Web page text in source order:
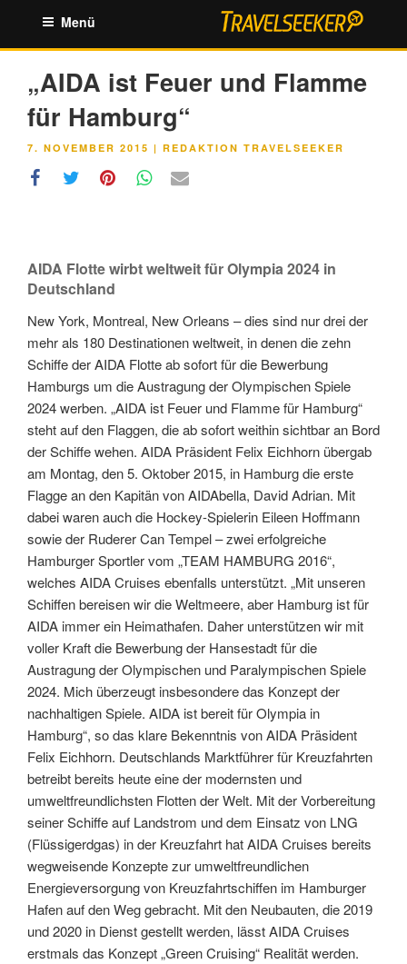
springen
Menü
„AIDA ist Feuer und Flamme
für Hamburg“
VERÖFFENTLICHT
7. NOVEMBER 2015 | REDAKTION TRAVELSEEKER
AIDA Flotte wirbt weltweit für Olympia 2024 in
Deutschland
New York, Montreal, New Orleans – dies sind nur drei der
mehr als 180 Destinationen weltweit, in denen die zehn
Schiffe der AIDA Flotte ab sofort für die Bewerbung
Hamburgs um die Austragung der Olympischen Spiele
2024 werben. „AIDA ist Feuer und Flamme für Hamburg“
steht auf den Flaggen, die ab sofort weithin sichtbar an Bord
der Schiffe wehen. AIDA Präsident Felix Eichhorn übergab
am Montag, den 5. Oktober 2015, in Hamburg die erste
Flagge an den Kapitän von AIDAbella, David Adrian. Mit
dabei waren auch die Hockey-Spielerin Eileen Hoffmann
sowie der Ruderer Can Tempel – zwei erfolgreiche
Hamburger Sportler vom „TEAM HAMBURG 2016“,
welches AIDA Cruises ebenfalls unterstützt. „Mit unseren
Schiffen bereisen wir die Weltmeere, aber Hamburg ist für
AIDA immer ein Heimathafen. Daher unterstützen wir mit
voller Kraft die Bewerbung der Hansestadt für die
Austragung der Olympischen und Paralympischen Spiele
2024. Mich überzeugt insbesondere das Konzept der
nachhaltigen Spiele. AIDA ist bereit für Olympia in
Hamburg“, so das klare Bekenntnis von AIDA Präsident
Felix Eichhorn. Deutschlands Marktführer für Kreuzfahrten
betreibt bereits heute eine der modernsten und
umweltfreundlichsten Flotten der Welt. Mit der Vorbereitung
seiner Schiffe auf Landstrom und dem Einsatz von LNG
(Flüssigerdgas) in der Kreuzfahrt hat AIDA Cruises bereits
wegweisende Konzepte zur umweltfreundlichen
Energieversorgung von Kreuzfahrtschiffen im Hamburger
Hafen auf den Weg gebracht. Mit den Neubauten, die 2019
und 2020 in Dienst gestellt werden, lässt AIDA Cruises
erstmals das Konzept „Green Cruising“ Realität werden.